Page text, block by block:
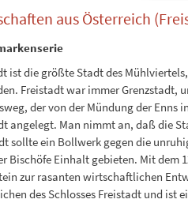
aus Österreich
ist die größte Stadt des
Freistadt war immer Grenzstadt,
der von der Mündung der Enns
angelegt. Man nimmt an, daß die
sollte ein Bollwerk gegen die
Bischöfe Einhalt gebieten. Mit
zur rasanten wirtschaftlichen
des Schlosses Freistadt und ist